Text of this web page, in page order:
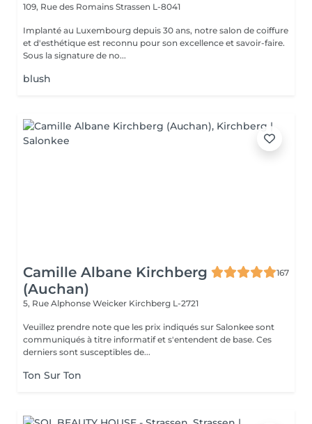
109, Rue des Romains Strassen L-8041
Implanté au Luxembourg depuis 30 ans, notre salon de coiffure
et d'esthétique est reconnu pour son excellence et savoir-faire.
Sous la signature de no...
blush
Camille Albane Kirchberg
(Auchan)
167
5, Rue Alphonse Weicker Kirchberg L-2721
Veuillez prendre note que les prix indiqués sur Salonkee sont
communiqués à titre informatif et s'entendent de base. Ces
derniers sont susceptibles de...
Ton Sur Ton